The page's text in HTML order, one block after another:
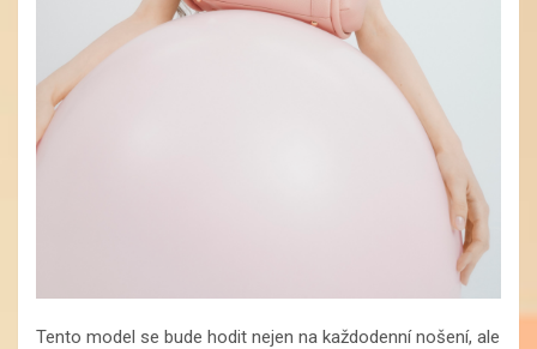
Tento model se bude hodit nejen na každodenní nošení, ale